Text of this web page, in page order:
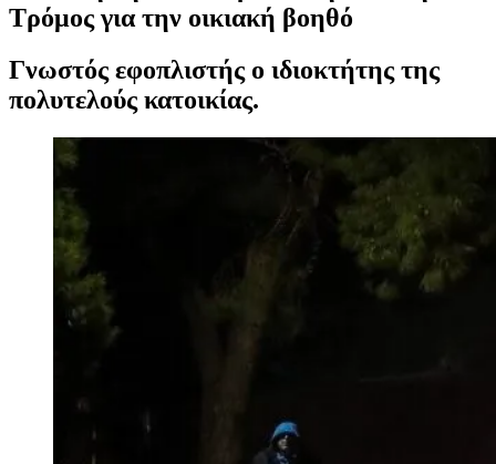
Τρόμος για την οικιακή βοηθό
Γνωστός εφοπλιστής ο ιδιοκτήτης της
πολυτελούς κατοικίας.